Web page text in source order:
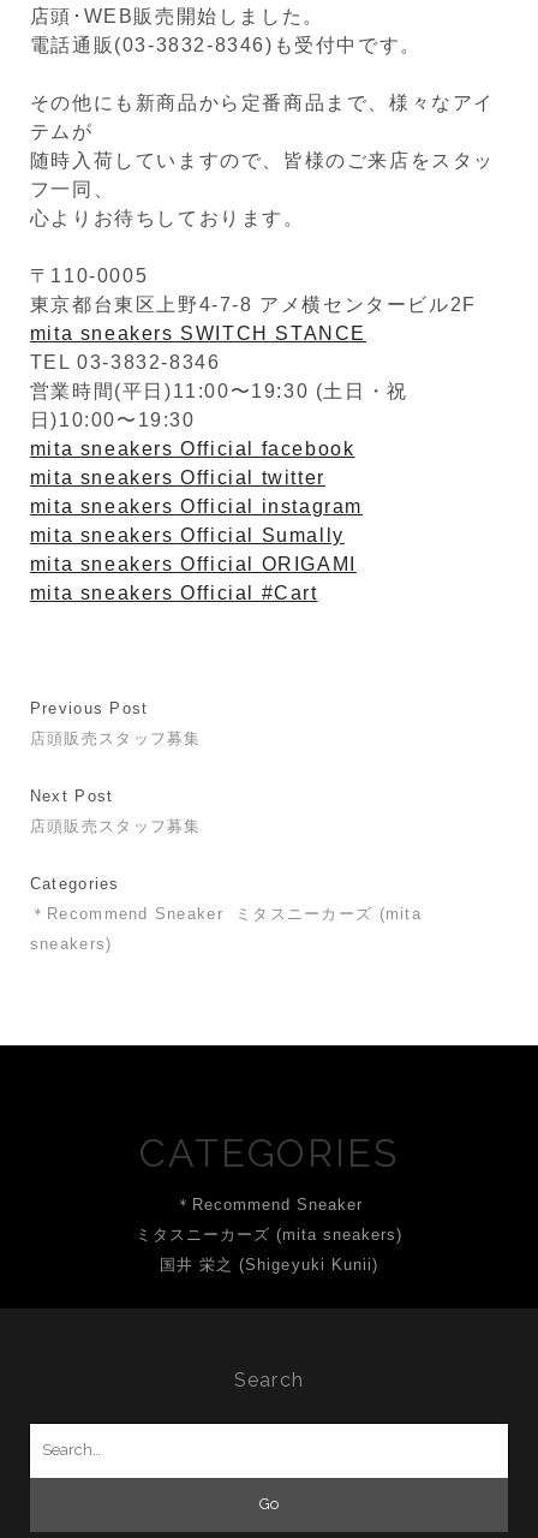
店頭･WEB販売開始しました。
電話通販(03-3832-8346)も受付中です。
その他にも新商品から定番商品まで、様々なアイ
テムが
随時入荷していますので、皆様のご来店をスタッ
フ一同、
心よりお待ちしております。
〒110-0005
東京都台東区上野4-7-8 アメ横センタービル2F
mita sneakers SWITCH STANCE
TEL 03-3832-8346
営業時間(平日)11:00〜19:30 (土日・祝
日)10:00〜19:30
mita sneakers Official facebook
mita sneakers Official twitter
mita sneakers Official instagram
mita sneakers Official Sumally
mita sneakers Official ORIGAMI
mita sneakers Official #Cart
Previous Post
店頭販売スタッフ募集
Next Post
店頭販売スタッフ募集
Categories
＊Recommend Sneaker
ミタスニーカーズ (mita
sneakers)
CATEGORIES
＊Recommend Sneaker
ミタスニーカーズ (mita sneakers)
国井 栄之 (Shigeyuki Kunii)
Search